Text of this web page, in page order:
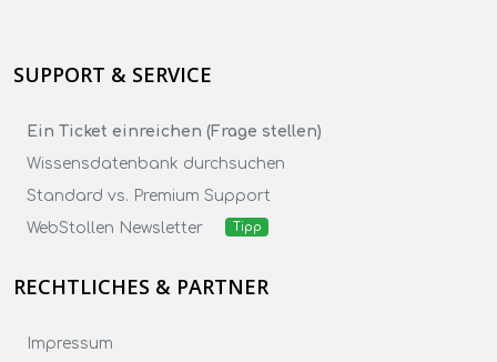
SUPPORT & SERVICE
Ein Ticket einreichen (Frage stellen)
Wissensdatenbank durchsuchen
Standard vs. Premium Support
WebStollen Newsletter
Tipp
RECHTLICHES & PARTNER
Impressum